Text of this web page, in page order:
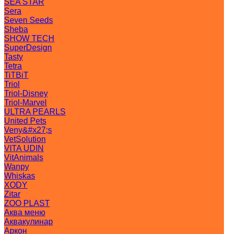
SEA STAR
Sera
Seven Seeds
Sheba
SHOW TECH
SuperDesign
Tasty
Tetra
TiTBiT
Triol
Triol-Disney
Triol-Marvel
ULTRA PEARLS
United Pets
Veny&#x27;s
VetSolution
VITA UDIN
VitAnimals
Wanpy
Whiskas
XODY
Zitar
ZOO PLAST
Аква меню
Аквакулинар
Аркон